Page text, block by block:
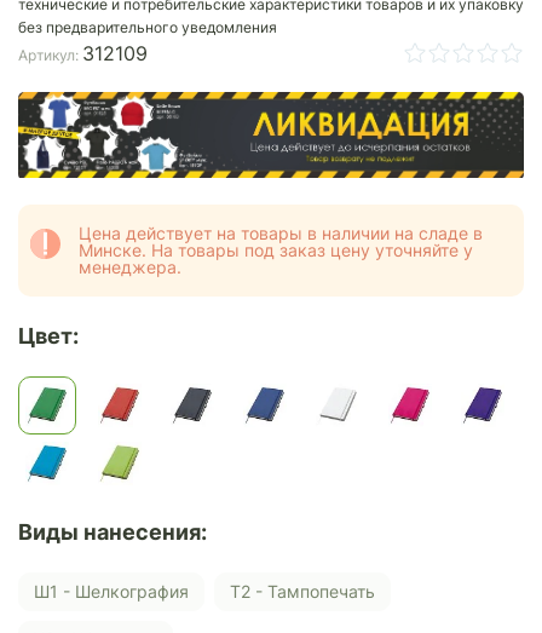
технические и потребительские характеристики товаров и их упаковку
без предварительного уведомления
Артикул: 312109
Цена действует на товары в наличии на сладе в
Минске. На товары под заказ цену уточняйте у
менеджера.
Цвет:
Виды нанесения:
Ш1 - Шелкография Т2 - Тампопечать